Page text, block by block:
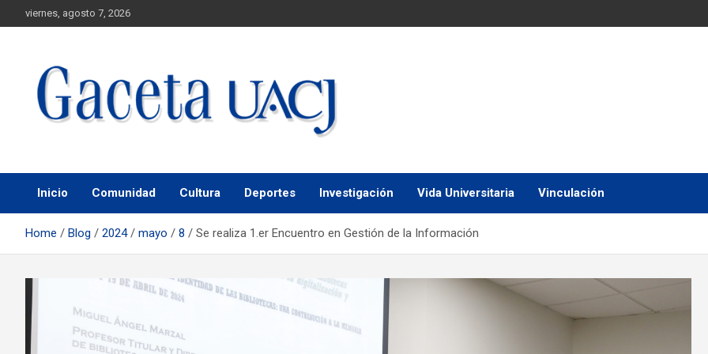
viernes, agosto 7, 2026
Gaceta UACJ
Inicio Comunidad Cultura Deportes Investigación Vida Universitaria Vinculación
Home Blog 2024 mayo 8 Se realiza 1.er Encuentro en Gestión de la Información